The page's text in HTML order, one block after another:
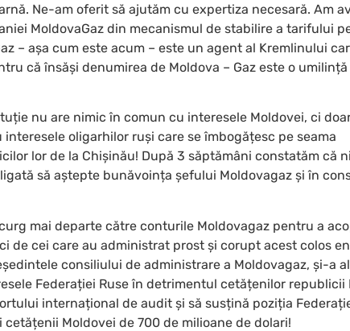
Ne-am oferit să ajutăm cu expertiza necesară. Am
MoldovaGaz din mecanismul de stabilire a tarifului
– așa cum este acum – este un agent al Kremlinului
că însăși denumirea de Moldova – Gaz este o
nu are nimic în comun cu interesele Moldovei, ci
oligarhilor ruși care se îmbogățesc pe seama
lor de la Chișinău! După 3 săptămâni constatăm că
să aștepte bunăvoința șefului Moldovagaz și în
mai departe către conturile Moldovagaz pentru a
de cei care au administrat prost și corupt acest colos
consiliului de administrare a Moldovagaz, și-a
Federației Ruse în detrimentul cetățenilor republicii
internațional de audit și să susțină poziția
Moldovei de 700 de milioane de dolari!